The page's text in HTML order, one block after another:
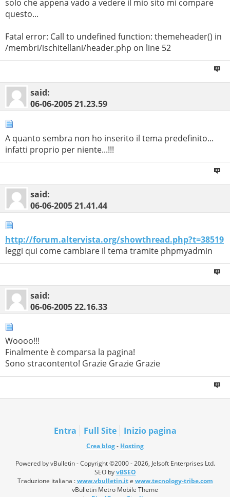
solo che appena vado a vedere il mio sito mi compare
questo...
Fatal error: Call to undefined function: themeheader() in
/membri/ischitellani/header.php on line 52
said:
06-06-200521.23.59
A quanto sembra non ho inserito il tema predefinito...
infatti proprio per niente...!!!
said:
06-06-200521.41.44
http://forum.altervista.org/showthread.php?t=38519
leggi qui come cambiare il tema tramite phpmyadmin
said:
06-06-200522.16.33
Woooo!!!
Finalmente è comparsa la pagina!
Sono stracontento! Grazie Grazie Grazie
Entra Full Site Inizio pagina
Crea blog- Hosting
Powered by vBulletin - Copyright ©2000 - 2026, Jelsoft Enterprises Ltd.
SEO byvBSEO
Traduzione italiana :www.vbulletin.ite www.tecnology-tribe.com
vBulletin Metro Mobile Theme